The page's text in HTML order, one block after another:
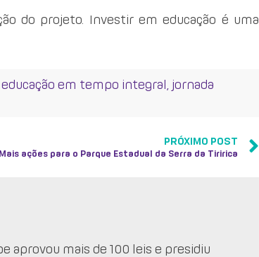
do projeto. Investir em educação é uma
educação em tempo integral
jornada
PRÓXIMO POST
Mais ações para o Parque Estadual da Serra da Tiririca
aprovou mais de 100 leis e presidiu